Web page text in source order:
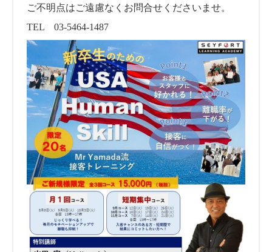
ご不明点はご遠慮なくお問合せくださいませ。
TEL 03-5464-1487